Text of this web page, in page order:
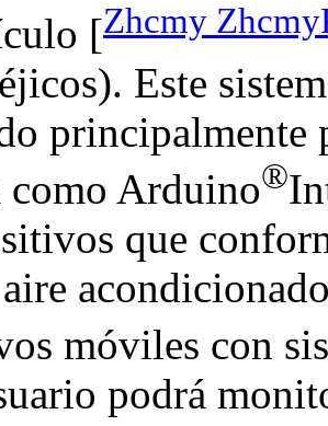
[Zhcmy
Este
principalmente
como Arduino®
que
móviles con
podrá